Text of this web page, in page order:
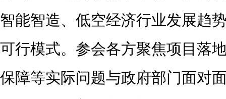
智能智造、低空经济行业发展趋
可行模式。参会各方聚焦项目落
保障等实际问题与政府部门面对